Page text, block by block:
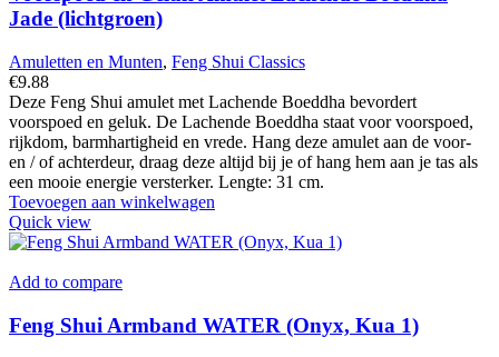
Jade (lichtgroen)
Amuletten en Munten, Feng Shui Classics
€9.88
Deze Feng Shui amulet met Lachende Boeddha bevordert
voorspoed en geluk. De Lachende Boeddha staat voor voorspoed,
rijkdom, barmhartigheid en vrede. Hang deze amulet aan de voor-
en / of achterdeur, draag deze altijd bij je of hang hem aan je tas als
een mooie energie versterker. Lengte: 31 cm.
Toevoegen aan winkelwagen
Quick view
Add to compare
Feng Shui Armband WATER (Onyx, Kua 1)